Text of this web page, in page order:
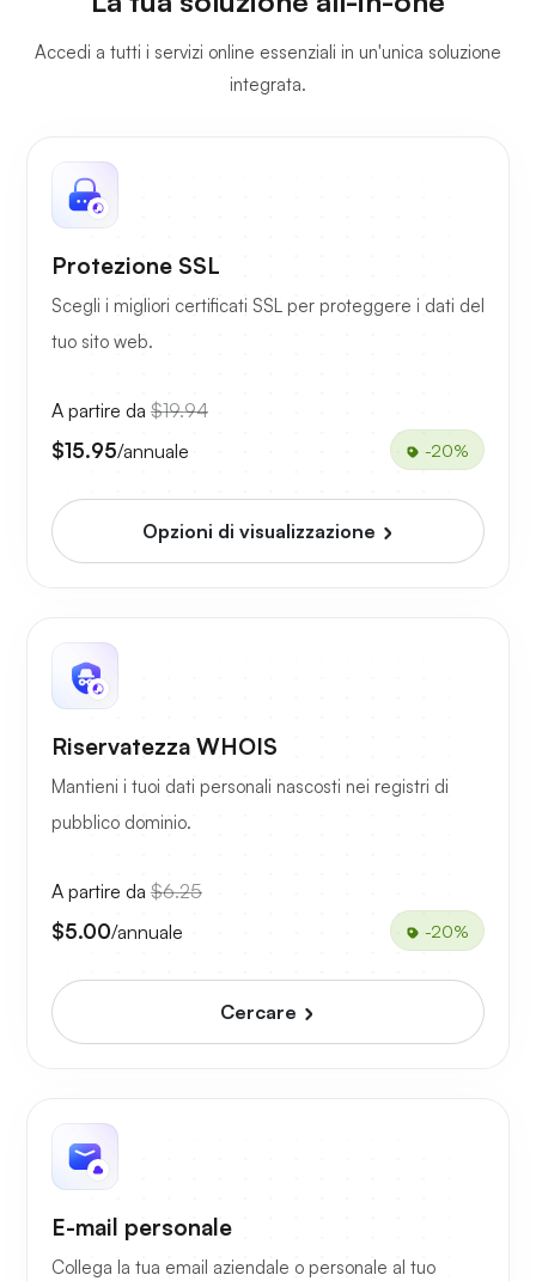
Accedi a tutti i servizi online essenziali in un'unica soluzione
integrata.
Protezione SSL
Scegli i migliori certificati SSL per proteggere i dati del
tuo sito web.
A partire da $19.94
$15.95/annuale -20%
Opzioni di visualizzazione
Riservatezza WHOIS
Mantieni i tuoi dati personali nascosti nei registri di
pubblico dominio.
A partire da $6.25
$5.00/annuale -20%
Cercare
E-mail personale
Collega la tua email aziendale o personale al tuo